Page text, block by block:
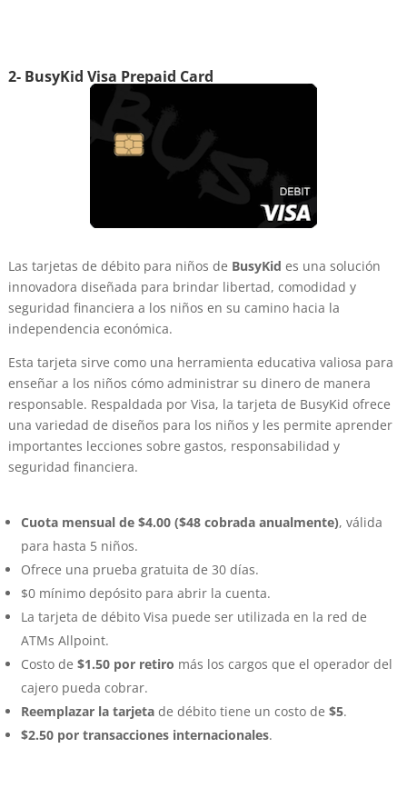
2- BusyKid Visa Prepaid Card
Las tarjetas de débito para niños de BusyKid es una solución
innovadora diseñada para brindar libertad, comodidad y
seguridad financiera a los niños en su camino hacia la
independencia económica.
Esta tarjeta sirve como una herramienta educativa valiosa para
enseñar a los niños cómo administrar su dinero de manera
responsable. Respaldada por Visa, la tarjeta de BusyKid ofrece
una variedad de diseños para los niños y les permite aprender
importantes lecciones sobre gastos, responsabilidad y
seguridad financiera.
Cuota mensual de $4.00 ($48 cobrada anualmente), válida
para hasta 5 niños.
Ofrece una prueba gratuita de 30 días.
$0 mínimo depósito para abrir la cuenta.
La tarjeta de débito Visa puede ser utilizada en la red de
ATMs Allpoint.
Costo de $1.50 por retiro más los cargos que el operador del
cajero pueda cobrar.
Reemplazar la tarjetade débito tiene un costo de $5.
$2.50 por transacciones internacionales.